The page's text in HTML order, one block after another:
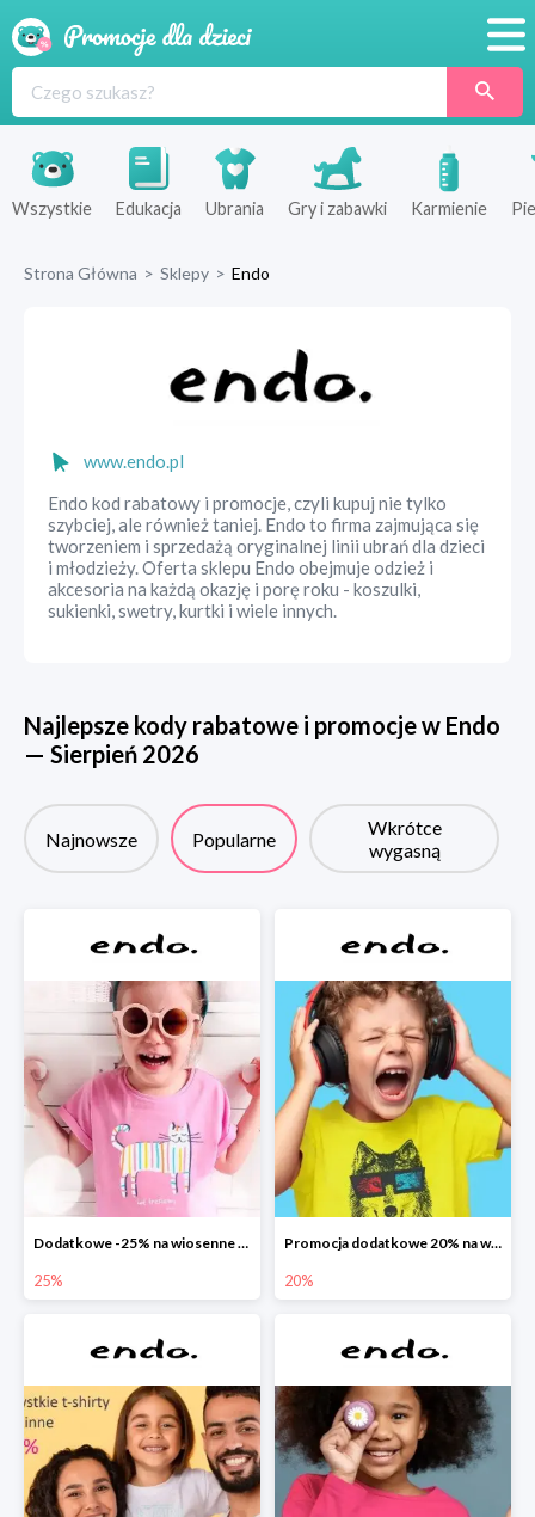
Produkty
Sklepy
Wszystkie Edukacja Ubrania Gry i zabawki Karmienie
Strona Główna > Sklepy > Endo
www.endo.pl
Endo kod rabatowy i promocje, czyli kupuj nie tylko
szybciej, ale również taniej. Endo to firma zajmująca się
tworzeniem i sprzedażą oryginalnej linii ubrań dla dzieci
i młodzieży. Oferta sklepu Endo obejmuje odzież i
akcesoria na każdą okazję i porę roku - koszulki,
sukienki, swetry, kurtki i wiele innych.
Najlepsze kody rabatowe i promocje w Endo
— Sierpień 2026
Najnowsze Popularne
Wkrótce
wygasną
Dodatkowe -25% na wiosenne nowości
25%
Promocja dodatkowe 20% na wszystko
20%